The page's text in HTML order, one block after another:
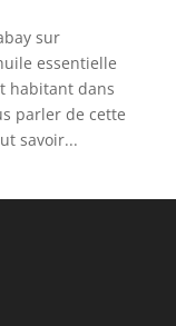
sur
essentielle
habitant dans
parler de cette
savoir...